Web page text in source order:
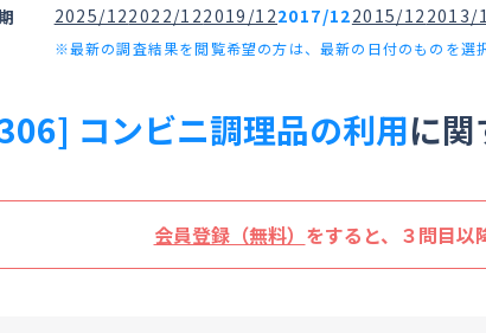
2025/122022/122019/122017/122015/12 2013/
※最新の調査結果を閲覧希望の方は、最新の日付のものを選
コンビニ調理品の利用に関
会員登録（無料） をすると、３問目以